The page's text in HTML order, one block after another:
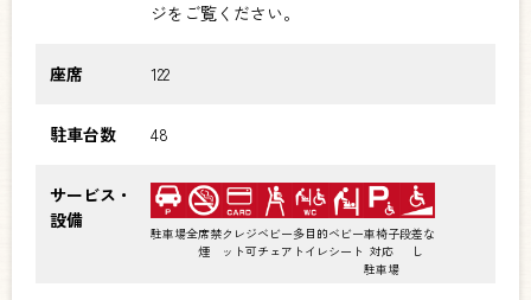
ジをご覧ください。
座席 122
駐車台数 48
サービス・
設備
駐車場全席禁
煙
クレジ
ット可
ベビー
チェア
多目的
トイレ
ベビー
シート
車椅子
対応
駐車場
段差な
し